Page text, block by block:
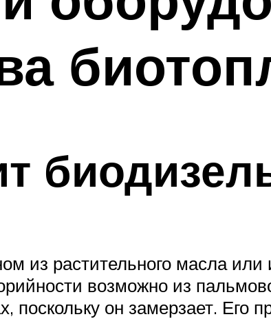
из растительного масла или
возможно из
поскольку он замерзает. Его